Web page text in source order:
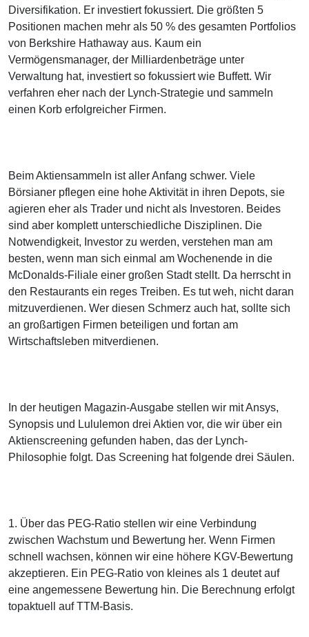
Diversifikation. Er investiert fokussiert. Die größten 5
Positionen machen mehr als 50 % des gesamten Portfolios
von Berkshire Hathaway aus. Kaum ein
Vermögensmanager, der Milliardenbeträge unter
Verwaltung hat, investiert so fokussiert wie Buffett. Wir
verfahren eher nach der Lynch-Strategie und sammeln
einen Korb erfolgreicher Firmen.
Beim Aktiensammeln ist aller Anfang schwer. Viele
Börsianer pflegen eine hohe Aktivität in ihren Depots, sie
agieren eher als Trader und nicht als Investoren. Beides
sind aber komplett unterschiedliche Disziplinen. Die
Notwendigkeit, Investor zu werden, verstehen man am
besten, wenn man sich einmal am Wochenende in die
McDonalds-Filiale einer großen Stadt stellt. Da herrscht in
den Restaurants ein reges Treiben. Es tut weh, nicht daran
mitzuverdienen. Wer diesen Schmerz auch hat, sollte sich
an großartigen Firmen beteiligen und fortan am
Wirtschaftsleben mitverdienen.
In der heutigen Magazin-Ausgabe stellen wir mit Ansys,
Synopsis und Lululemon drei Aktien vor, die wir über ein
Aktienscreening gefunden haben, das der Lynch-
Philosophie folgt. Das Screening hat folgende drei Säulen.
1. Über das PEG-Ratio stellen wir eine Verbindung
zwischen Wachstum und Bewertung her. Wenn Firmen
schnell wachsen, können wir eine höhere KGV-Bewertung
akzeptieren. Ein PEG-Ratio von kleines als 1 deutet auf
eine angemessene Bewertung hin. Die Berechnung erfolgt
topaktuell auf TTM-Basis.